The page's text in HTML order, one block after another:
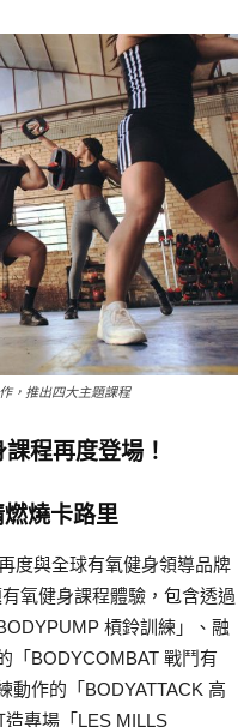
，推出四大主題課程
程再度登場！
燒卡路里
度與全球有氧健身領導品牌
氧健身課程體驗，包含透過
槓鈴訓練」、融
「BODYCOMBAT 戰鬥有
動作的「BODYATTACK 高
專場「LES MILLS